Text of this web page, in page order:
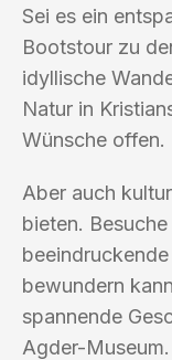
Sei es ein
Bootstour zu
idyllische
Natur in
Wünsche offen.
Aber auch
bieten.
bewundern
spannende
Agder-